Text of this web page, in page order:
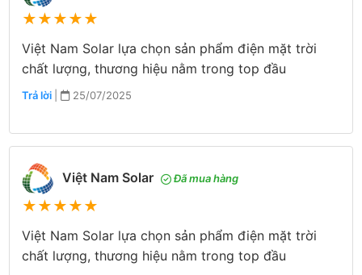
★★★★★
Việt Nam Solar lựa chọn sản phẩm điện mặt trời
chất lượng, thương hiệu nằm trong top đầu
Trả lời | 25/07/2025
Việt Nam Solar Đã mua hàng
★★★★★
Việt Nam Solar lựa chọn sản phẩm điện mặt trời
chất lượng, thương hiệu nằm trong top đầu